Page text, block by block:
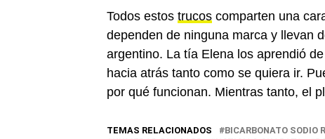
Todos estos trucos comparten una
dependen de ninguna marca y llevan
argentino. La tía Elena los aprendió
hacia atrás tanto como se quiera ir.
por qué funcionan. Mientras tanto, el
TEMAS RELACIONADOS BICARBONATO SODIO